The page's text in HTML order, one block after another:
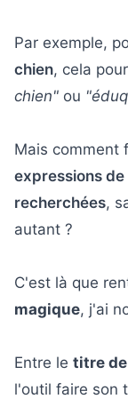
Par exemple,
chien, cela
chien" ou
Mais comment
expressions
recherchées,
autant ?
C'est là que
magique, j'ai
Entre le titre
l'outil faire son